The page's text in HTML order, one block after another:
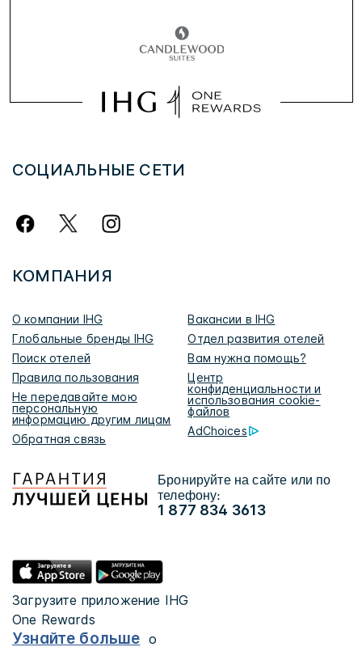
СОЦИАЛЬНЫЕ СЕТИ
КОМПАНИЯ
О компании IHG
Вакансии в IHG
Глобальные бренды IHG
Отдел развития отелей
Поиск отелей
Вам нужна помощь?
Правила пользования
Центр
конфиденциальности и
использования cookie-
файлов
Не передавайте мою
персональную
информацию другим лицам
AdChoices
Обратная связь
Бронируйте на сайте или по
телефону:
1 877 834 3613
Загрузите приложение IHG
One Rewards
Узнайте больше о